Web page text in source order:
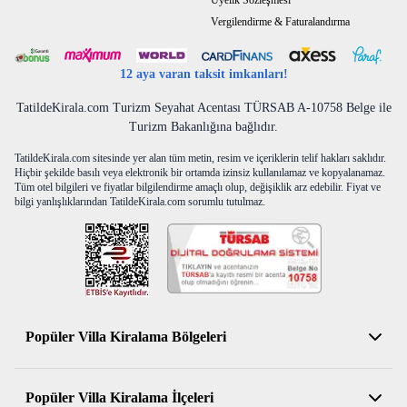
: 7 gece altında konaklamaya 3.500 TL Temizlik Ücreti
: 5.000 TL Hasar Depozitosu bulunmaktadır. Hasarsızlık
Yaklaşık Lokasyon Mesafeleri:
Hava Alanı(Antalya) 205 Km
Hava Alanı(Dalaman) 120 Km
Otobüs Terminali 5.3 Km
Şehir Merkezi 5.6 Km
Vergilendirme & Faturalandırma
12 aya varan taksit imkanları!
TatildeKirala.com Turizm Seyahat Acentası TÜRSAB A-10758 Belge ile
Turizm Bakanlığına bağlıdır.
TatildeKirala.com sitesinde yer alan tüm metin, resim ve içeriklerin telif hakları saklıdır.
Hiçbir şekilde basılı veya elektronik bir ortamda izinsiz kullanılamaz ve kopyalanamaz.
Tüm otel bilgileri ve fiyatlar bilgilendirme amaçlı olup, değişiklik arz edebilir. Fiyat ve
bilgi yanlışlıklarından TatildeKirala.com sorumlu tutulmaz.
Popüler Villa Kiralama Bölgeleri
Antalya Kiralık Villa
Muğla Kiralık Villa
Popüler Villa Kiralama İlçeleri